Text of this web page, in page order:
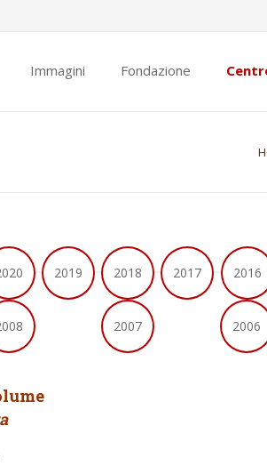
Immagini Fondazione
2019 2018 2017 2016
2007 2006